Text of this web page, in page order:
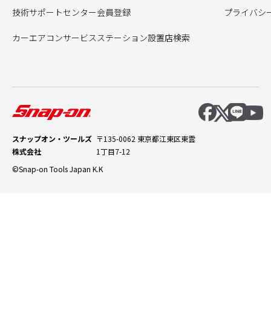
技術サポートセンター会員登録
カーエアコンサービスステーション設置店検索
プライバシ
スナップオン・ツールズ
株式会社
〒135-0062 東京都江東区東雲
1丁目7-12
©Snap-on Tools Japan K.K